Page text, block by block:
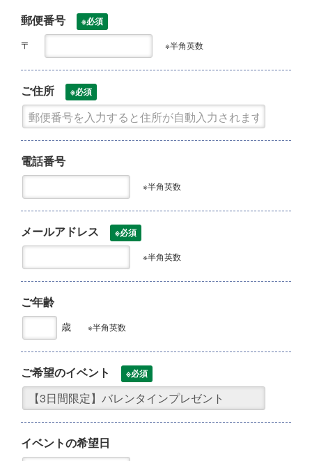
郵便番号 ※必須
〒 ※半角英数
ご住所 ※必須
電話番号
※半角英数
メールアドレス ※必須
※半角英数
ご年齢
歳 ※半角英数
ご希望のイベント ※必須
イベントの希望日